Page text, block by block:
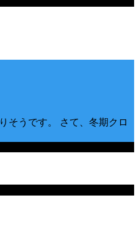
そうです。 さて、冬期クロ